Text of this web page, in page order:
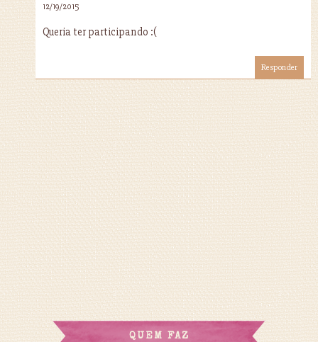
12/19/2015
Queria ter participando :(
Responder
QUEM FAZ